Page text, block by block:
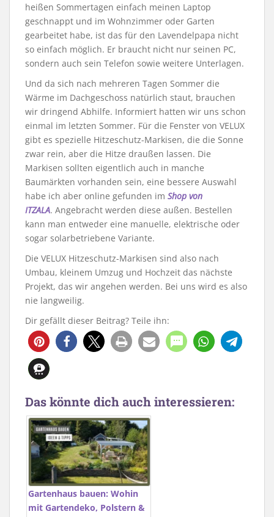
heißen Sommertagen einfach meinen Laptop
geschnappt und im Wohnzimmer oder Garten
gearbeitet habe, ist das für den Lavendelpapa nicht
so einfach möglich. Er braucht nicht nur seinen PC,
sondern auch sein Telefon sowie weitere Unterlagen.
Und da sich nach mehreren Tagen Sommer die
Wärme im Dachgeschoss natürlich staut, brauchen
wir dringend Abhilfe. Informiert hatten wir uns schon
einmal im letzten Sommer. Für die Fenster von VELUX
gibt es spezielle Hitzeschutz-Markisen, die die Sonne
zwar rein, aber die Hitze draußen lassen. Die
Markisen sollten eigentlich auch in manche
Baumärkten vorhanden sein, eine bessere Auswahl
habe ich aber online gefunden im Shop von
ITZALA. Angebracht werden diese außen. Bestellen
kann man entweder eine manuelle, elektrische oder
sogar solarbetriebene Variante.
Die VELUX Hitzeschutz-Markisen sind also nach
Umbau, kleinem Umzug und Hochzeit das nächste
Projekt, das wir angehen werden. Bei uns wird es also
nie langweilig.
Dir gefällt dieser Beitrag? Teile ihn:
4
Das könnte dich auch interessieren:
Gartenhaus bauen: Wohin
mit Gartendeko, Polstern &